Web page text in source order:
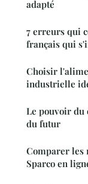
adapté
7 erreurs qui
français qui
Choisir
industrielle
Le pouvoir du
du futur
Comparer les
Sparco en